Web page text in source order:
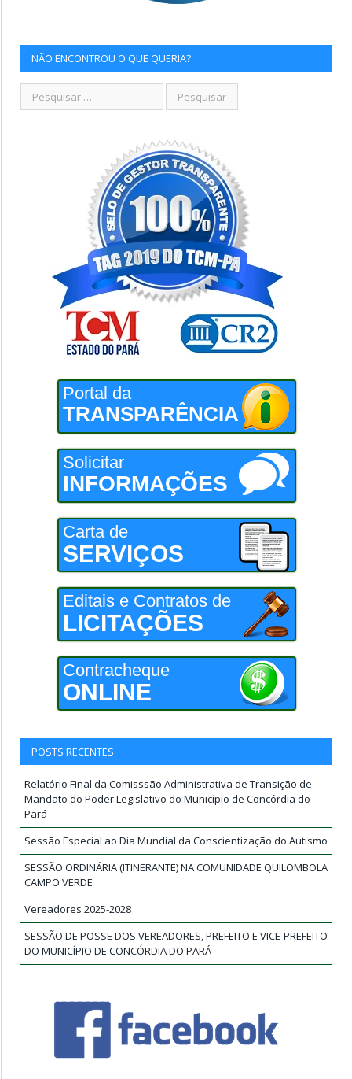
NÃO ENCONTROU O QUE QUERIA?
Portal da
TRANSPARÊNCIA
Solicitar
INFORMAÇÕES
Carta de
SERVIÇOS
Editais e Contratos de
LICITAÇÕES
Contracheque
ONLINE
POSTS RECENTES
Relatório Final da Comisssão Administrativa de Transição de
Mandato do Poder Legislativo do Município de Concórdia do
Pará
Sessão Especial ao Dia Mundial da Conscientização do Autismo
SESSÃO ORDINÁRIA (ITINERANTE) NA COMUNIDADE QUILOMBOLA
CAMPO VERDE
Vereadores 2025-2028
SESSÃO DE POSSE DOS VEREADORES, PREFEITO E VICE-PREFEITO
DO MUNICÍPIO DE CONCÓRDIA DO PARÁ